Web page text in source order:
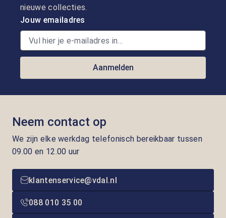
nieuwe collecties.
Jouw emailadres
Aanmelden
Neem contact op
We zijn elke werkdag telefonisch bereikbaar tussen
09.00 en 12.00 uur
klantenservice@vdal.nl
088 010 35 00